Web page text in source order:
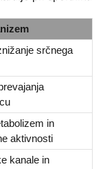
srčnega
in
aktivnosti
kanale in